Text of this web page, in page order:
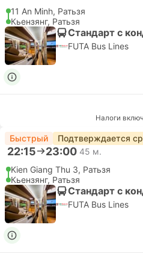
11 An Minh, Ратьзя
Кьензянг, Ратьзя
Стандарт с
FUTA Bus Lines
Налоги
Быстрый Подтверждается
22:15 23:00 45 м.
Kien Giang Thu 3, Ратьзя
Кьензянг, Ратьзя
Стандарт с
FUTA Bus Lines